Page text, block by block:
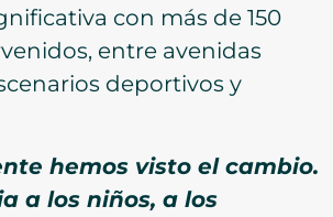
con más de 150
entre avenidas
deportivos y
hemos visto el cambio.
a los niños, a los